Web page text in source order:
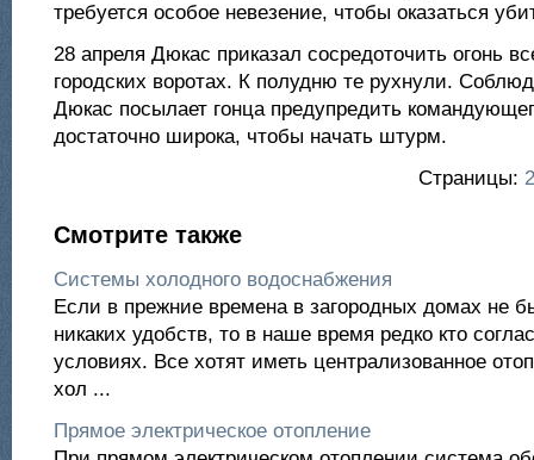
требуется особое невезение, чтобы оказаться
28 апреля Дюкас приказал сосредоточить огонь
городских воротах. К полудню те рухнули.
Дюкас посылает гонца предупредить
достаточно широка, чтобы начать штурм.
Страницы: 2
Смотрите также
Системы холодного водоснабжения
Если в прежние времена в загородных домах не
никаких удобств, то в наше время редко кто
условиях. Все хотят иметь централизованное
хол ...
Прямое электрическое отопление